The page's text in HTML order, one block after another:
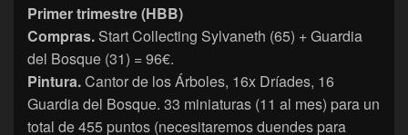
Primer trimestre (HBB)
Compras. Start Collecting Sylvaneth (65) + Guardia
del Bosque (31) = 96€.
Pintura.Cantor de los Árboles, 16x Dríades, 16
Guardia del Bosque. 33 miniaturas (11 al mes) para un
total de 455 puntos (necesitaremos duendes para